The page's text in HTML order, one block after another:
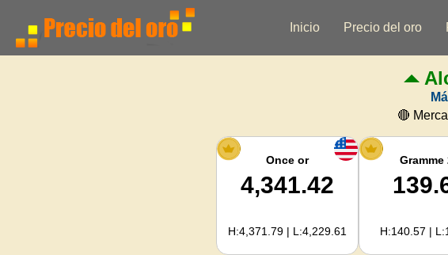
Inicio Precio del oro
🔴
Once or
4,341.42
H:4,371.79 | L:4,229.61
Gramme
H:140.57 |